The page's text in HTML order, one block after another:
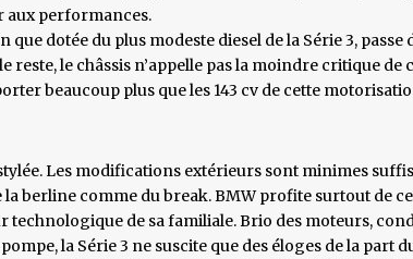
aux performances.
que dotée du plus modeste diesel de la Série 3, passe
le reste, le châssis n’appelle pas la moindre critique
beaucoup plus que les 143 cv de cette
Les modifications extérieurs sont minimes
la berline comme du break. BMW profite surtout de
technologique de sa familiale. Brio des moteurs,
la Série 3 ne suscite que des éloges de la part